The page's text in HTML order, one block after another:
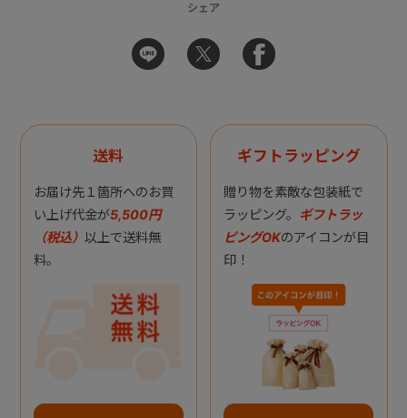
シェア
送料
お届け先１箇所へのお買
い上げ代金が5,500円
（税込） 以上で送料無
料。
ギフトラッピング
贈り物を素敵な包装紙で
ラッピング。 ギフトラッ
ピングOKのアイコンが目
印！